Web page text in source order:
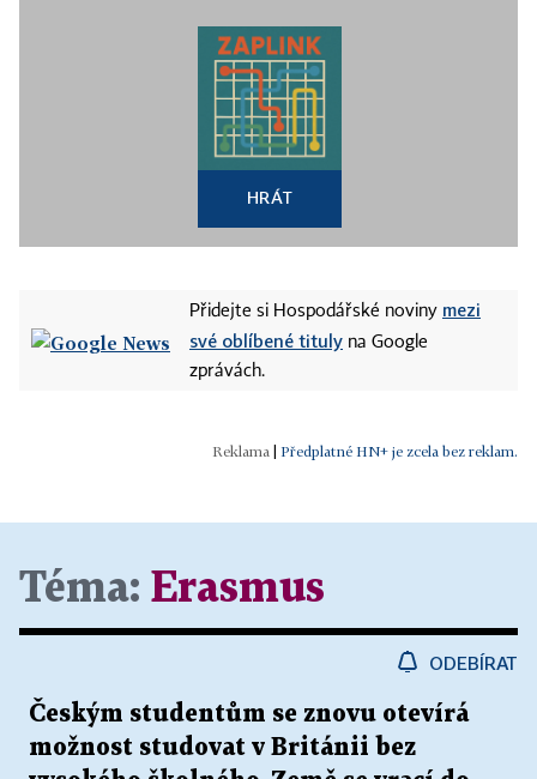
HRÁT
Přidejte si Hospodářské noviny mezi
své oblíbené tituly na Google
zprávách.
Předplatné HN+ je zcela bez reklam.
Téma: Erasmus
ODEBÍRAT
Českým studentům se znovu otevírá
možnost studovat v Británii bez